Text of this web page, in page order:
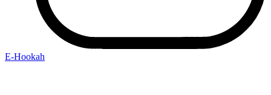
E-Hookah